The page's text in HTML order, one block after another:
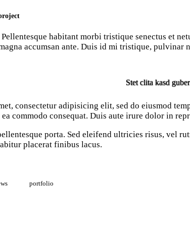
habitant morbi tristique senectus et
accumsan ante. Duis id mi tristique, pulvinar
Stet clita kasd
consectetur adipisicing elit, sed do eiusmod
commodo consequat. Duis aute irure dolor in
porta. Sed eleifend ultricies risus, vel
placerat finibus lacus.
portfolio